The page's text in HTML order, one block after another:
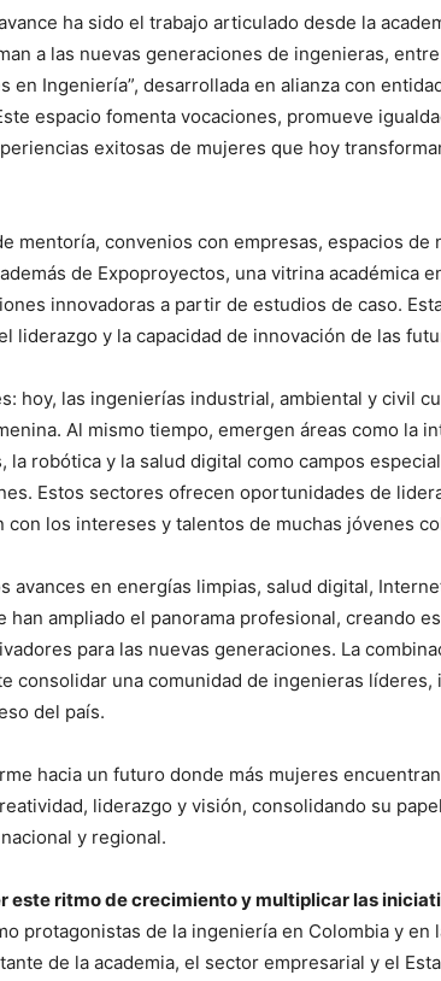
ha sido el trabajo articulado desde la
a las nuevas generaciones de ingenieras,
en Ingeniería”, desarrollada en alianza con
espacio fomenta vocaciones, promueve
exitosas de mujeres que hoy
mentoría, convenios con empresas, espacios de
de Expoproyectos, una vitrina académica
innovadoras a partir de estudios de caso.
liderazgo y la capacidad de innovación de las
hoy, las ingenierías industrial, ambiental y civil
Al mismo tiempo, emergen áreas como la
la robótica y la salud digital como campos
Estos sectores ofrecen oportunidades de
con los intereses y talentos de muchas jóvenes
avances en energías limpias, salud digital,
han ampliado el panorama profesional, creando
para las nuevas generaciones. La
consolidar una comunidad de ingenieras líderes,
del país.
hacia un futuro donde más mujeres
liderazgo y visión, consolidando su
y regional.
este ritmo de crecimiento y multiplicar las
protagonistas de la ingeniería en Colombia y en
de la academia, el sector empresarial y el